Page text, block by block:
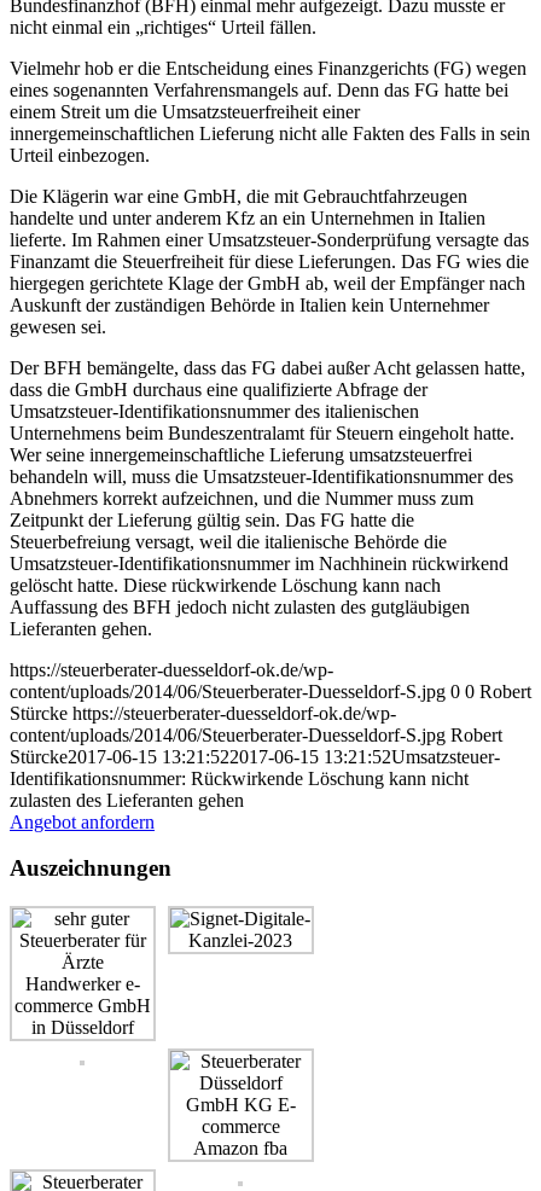
Bundesfinanzhof (BFH) einmal mehr aufgezeigt. Dazu musste er
nicht einmal ein „richtiges“ Urteil fällen.
Vielmehr hob er die Entscheidung eines Finanzgerichts (FG) wegen
eines sogenannten Verfahrensmangels auf. Denn das FG hatte bei
einem Streit um die Umsatzsteuerfreiheit einer
innergemeinschaftlichen Lieferung nicht alle Fakten des Falls in sein
Urteil einbezogen.
Die Klägerin war eine GmbH, die mit Gebrauchtfahrzeugen
handelte und unter anderem Kfz an ein Unternehmen in Italien
lieferte. Im Rahmen einer Umsatzsteuer-Sonderprüfung versagte das
Finanzamt die Steuerfreiheit für diese Lieferungen. Das FG wies die
hiergegen gerichtete Klage der GmbH ab, weil der Empfänger nach
Auskunft der zuständigen Behörde in Italien kein Unternehmer
gewesen sei.
Der BFH bemängelte, dass das FG dabei außer Acht gelassen hatte,
dass die GmbH durchaus eine qualifizierte Abfrage der
Umsatzsteuer-Identifikationsnummer des italienischen
Unternehmens beim Bundeszentralamt für Steuern eingeholt hatte.
Wer seine innergemeinschaftliche Lieferung umsatzsteuerfrei
behandeln will, muss die Umsatzsteuer-Identifikationsnummer des
Abnehmers korrekt aufzeichnen, und die Nummer muss zum
Zeitpunkt der Lieferung gültig sein. Das FG hatte die
Steuerbefreiung versagt, weil die italienische Behörde die
Umsatzsteuer-Identifikationsnummer im Nachhinein rückwirkend
gelöscht hatte. Diese rückwirkende Löschung kann nach
Auffassung des BFH jedoch nicht zulasten des gutgläubigen
Lieferanten gehen.
https://steuerberater-duesseldorf-ok.de/wp-
content/uploads/2014/06/Steuerberater-Duesseldorf-S.jpg 0 0 Robert
Stürcke https://steuerberater-duesseldorf-ok.de/wp-
content/uploads/2014/06/Steuerberater-Duesseldorf-S.jpg Robert
Stürcke2017-06-15 13:21:522017-06-15 13:21:52Umsatzsteuer-
Identifikationsnummer: Rückwirkende Löschung kann nicht
zulasten des Lieferanten gehen
Angebot anfordern
Auszeichnungen